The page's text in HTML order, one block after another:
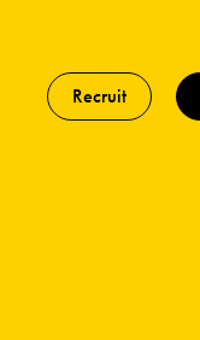
Recruit